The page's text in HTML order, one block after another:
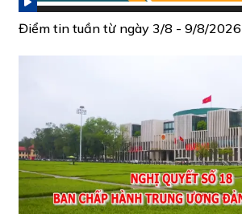
Điểm tin tuần từ ngày 3/8 - 9/8/2026